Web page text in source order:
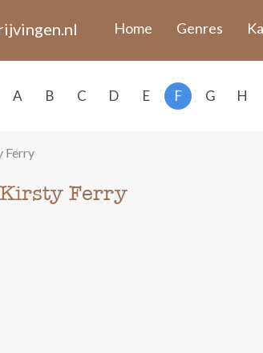
Home Genres
A B C D E F G H
Ferry
Ferry